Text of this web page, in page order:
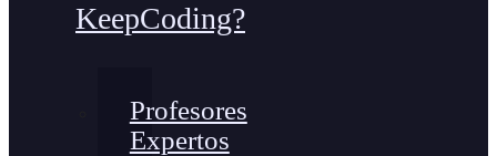
KeepCoding?
Profesores
Expertos